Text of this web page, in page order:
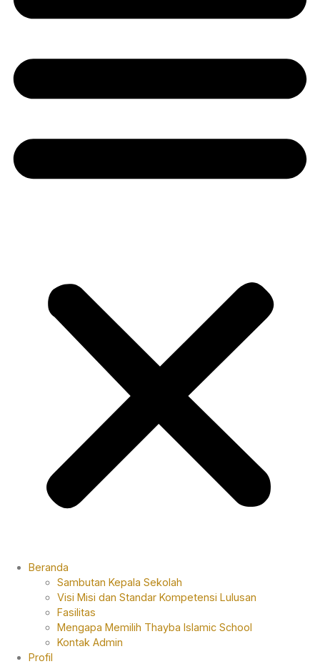
Beranda
Sambutan Kepala Sekolah
Visi Misi dan Standar Kompetensi Lulusan
Fasilitas
Mengapa Memilih Thayba Islamic School
Kontak Admin
Profil